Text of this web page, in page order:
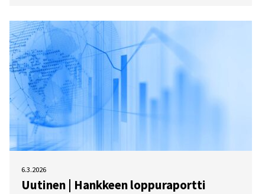
6.3.2026
Uutinen | Hankkeen loppuraportti